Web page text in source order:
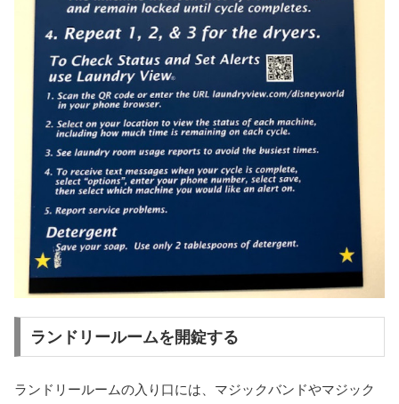
ランドリールームを開錠する
ランドリールームの入り口には、マジックバンドやマジック